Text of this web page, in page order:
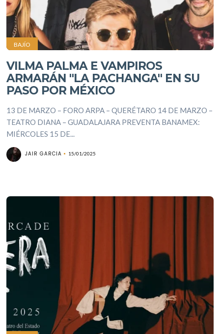
BAJÍO
VILMA PALMA E VAMPIROS
ARMARÁN "LA PACHANGA" EN SU
PASO POR MÉXICO
13 DE MARZO – FORO ARPA – QUERÉTARO 14 DE MARZO –
TEATRO DIANA – GUADALAJARA PREVENTA BANAMEX:
MIÉRCOLES 15 DE...
JAIR GARCIA 15/01/2025